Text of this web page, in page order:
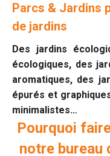
Parcs & Jardins
de jardins
Des jardins
écologiques, des
aromatiques, des
épurés et
minimalistes…
Pourquoi
notre bureau